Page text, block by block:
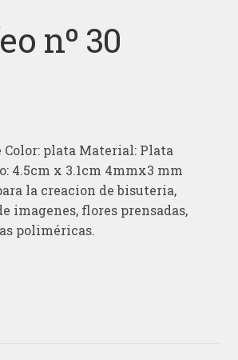
nº 30
Color: plata Material: Plata
4.5cm x 3.1cm 4mmx3 mm
la creacion de bisuteria,
imagenes, flores prensadas,
poliméricas.